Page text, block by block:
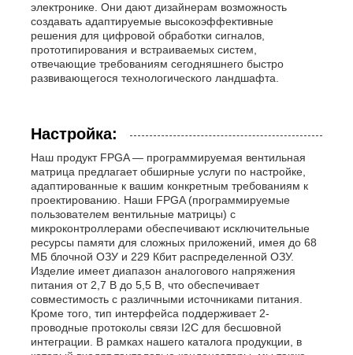
электронике. Они дают дизайнерам возможность
создавать адаптируемые высокоэффективные
решения для цифровой обработки сигналов,
прототипирования и встраиваемых систем,
отвечающие требованиям сегодняшнего быстро
развивающегося технологического ландшафта.
Настройка:
Наш продукт FPGA — программируемая вентильная
матрица предлагает обширные услуги по настройке,
адаптированные к вашим конкретным требованиям к
проектированию. Наши FPGA (программируемые
пользователем вентильные матрицы) с
микроконтроллерами обеспечивают исключительные
ресурсы памяти для сложных приложений, имея до 68
МБ блочной ОЗУ и 229 Кбит распределенной ОЗУ.
Изделие имеет диапазон аналогового напряжения
питания от 2,7 В до 5,5 В, что обеспечивает
совместимость с различными источниками питания.
Кроме того, тип интерфейса поддерживает 2-
проводные протоколы связи I2C для бесшовной
интеграции. В рамках нашего каталога продукции, в